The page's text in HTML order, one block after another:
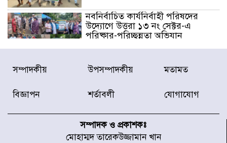
নবনির্বাচিত কার্যনির্বাহী পরিষদের
উদ্যোগে উত্তরা ১৩ নং সেক্টর-এ
পরিষ্কার-পরিচ্ছন্নতা অভিযান
ডিএমপির অভিযানে ২৪ ঘণ্টায় গ্রেপ্তার
৫০৪, উদ্ধার মাদক-অস্ত্র
সাগরে অবমুক্ত
সম্পাদকীয় উপসম্পাদকীয় মতামত
বিজ্ঞাপন শর্তাবলী যোগাযোগ
সম্পাদক ও প্রকাশকঃ
মোহাম্মদ তারেকউজ্জামান খান